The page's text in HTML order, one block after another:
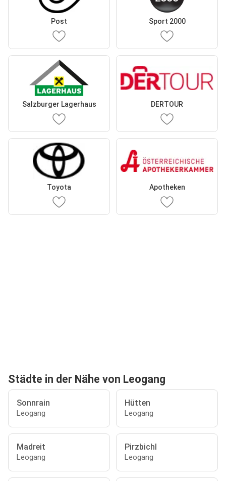
Post Sport 2000
Salzburger Lagerhaus DERTOUR
Toyota Apotheken
Städte in der Nähe von Leogang
Sonnrain
Leogang
Hütten
Leogang
Madreit
Leogang
Pirzbichl
Leogang